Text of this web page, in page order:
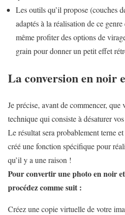
Les outils qu’il propose (couches
adaptés à la réalisation de ce
même profiter des options de
grain pour donner un petit effet
La conversion en noir
Je précise, avant de commencer, que
technique qui consiste à désaturer
Le résultat sera probablement terne
créé une fonction spécifique pour
qu’il y a une raison !
Pour convertir une photo en noir
procédez comme suit :
Créez une copie virtuelle de votre